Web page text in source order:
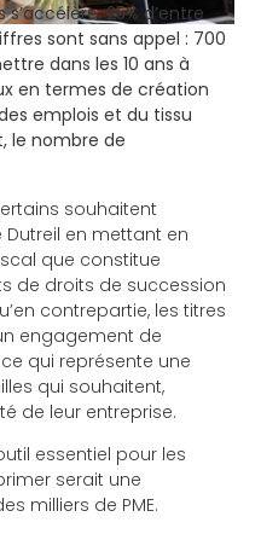
25% d’entre
sont sans appel : 700
dans les 10 ans à
en termes de création
emplois et du tissu
le nombre de
souhaitent
en mettant en
que constitue
de droits de succession
contrepartie, les titres
engagement de
qui représente une
qui souhaitent,
de leur entreprise.
essentiel pour les
serait une
milliers de PME.